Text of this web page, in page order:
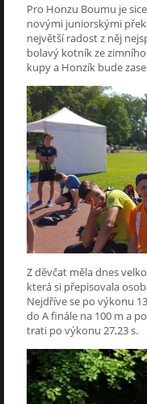
Pro Honzu Boumu je
novými juniorskými
největší radost z něj
bolavý kotník ze
kupy a Honzík bude
Z děvčat měla dnes
která si přepisovala
Nejdříve se po výkonu
do A finále na 100 m a
trati po výkonu 27,23 s.